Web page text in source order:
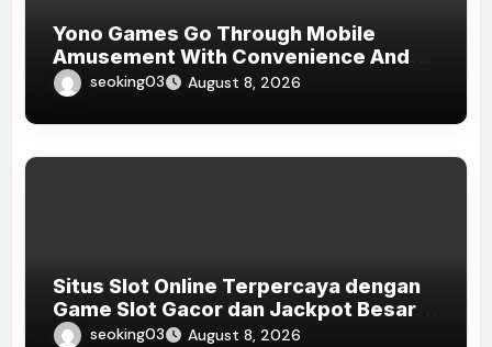
Yono Games Go Through Mobile
Amusement With Convenience And
Simplicity
seoking03 August 8, 2026
Situs Slot Online Terpercaya dengan
Game Slot Gacor dan Jackpot Besar
di Indonesia 2026
seoking03 August 8, 2026